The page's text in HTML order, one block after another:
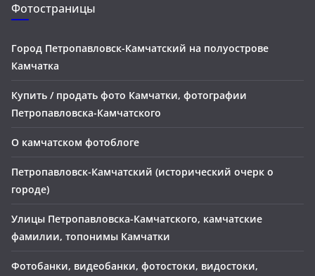
Фотостраницы
Город Петропавловск-Камчатский на полуострове
Камчатка
Купить / продать фото Камчатки, фотографии
Петропавловска-Камчатского
О камчатском фотоблоге
Петропавловск-Камчатский (исторический очерк о
городе)
Улицы Петропавловска-Камчатского, камчатские
фамилии, топонимы Камчатки
Фотобанки, видеобанки, фотостоки, видостоки,